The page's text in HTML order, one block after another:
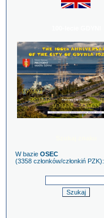
W bazie OSEC
(3358 członków/członkiń PZK):